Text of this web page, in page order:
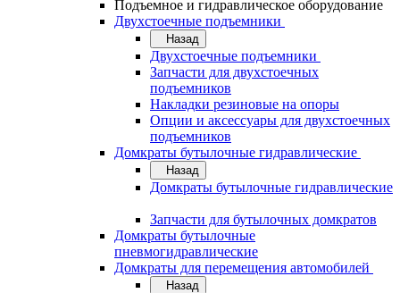
Подъемное и гидравлическое оборудование
Двухстоечные подъемники
Назад
Двухстоечные подъемники
Запчасти для двухстоечных
подъемников
Накладки резиновые на опоры
Опции и аксессуары для двухстоечных
подъемников
Домкраты бутылочные гидравлические
Назад
Домкраты бутылочные гидравлические
Запчасти для бутылочных домкратов
Домкраты бутылочные
пневмогидравлические
Домкраты для перемещения автомобилей
Назад